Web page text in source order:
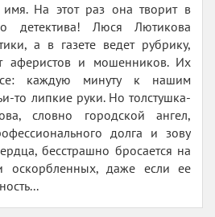
На этот раз она творит в
детектива! Люся Лютикова
а в газете ведет рубрику,
аферистов и мошенников. Их
каждую минуту к нашим
то липкие руки. Но толстушка-
словно городской ангел,
долга и зову
бесстрашно бросается на
оскорбленных, даже если ее